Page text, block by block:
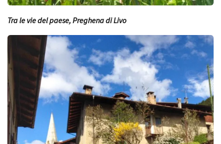
Tra le vie del paese, Preghena di Livo